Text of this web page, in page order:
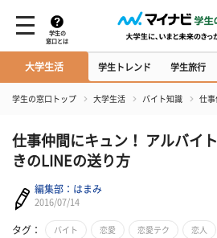
学生の
窓口とは
大学生活 学生トレンド 学生旅行
学生の窓口トップ 大学生活 バイト知識 仕事
仕事仲間にキュン！ アルバイ
きのLINEの送り方
編集部：はまみ
2016/07/14
タグ： バイト 恋愛 恋愛テク 恋人